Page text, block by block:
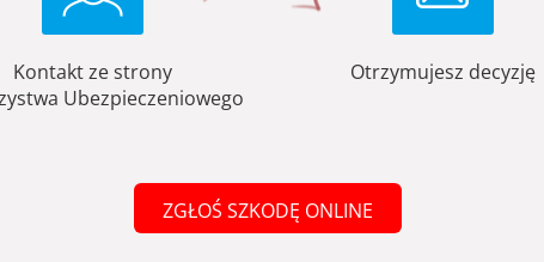
Kontakt ze strony
Ubezpieczeniowego
Otrzymujesz decyzję
ZGŁOŚ SZKODĘ ONLINE